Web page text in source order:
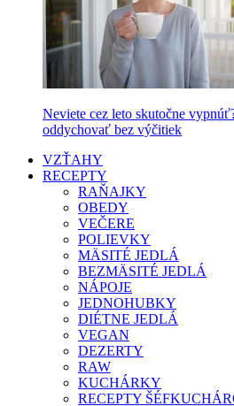
Neviete cez leto skutočne
oddychovať bez výčitiek
VZŤAHY
RECEPTY
RAŇAJKY
OBEDY
VEČERE
POLIEVKY
MÄSITÉ JEDLÁ
BEZMÄSITÉ JEDLÁ
NÁPOJE
JEDNOHUBKY
DIÉTNE JEDLÁ
VEGAN
DEZERTY
RAW
KUCHÁRKY
RECEPTY